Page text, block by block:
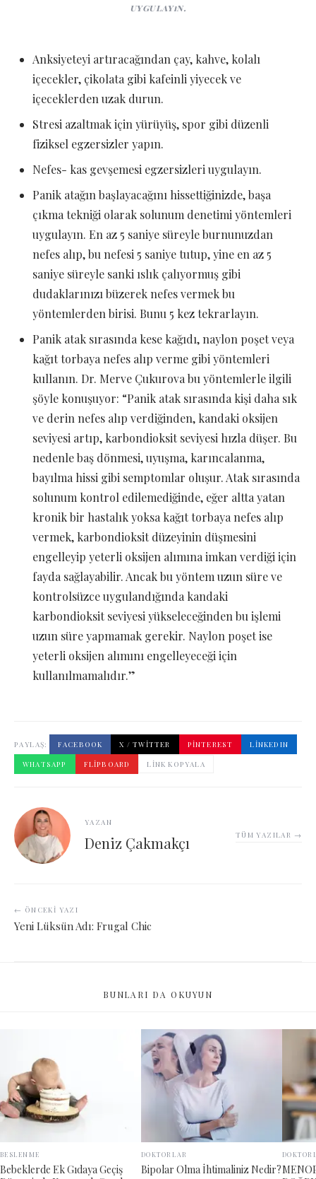
uygulayın.
Anksiyeteyi artıracağından çay, kahve, kolalı
içecekler, çikolata gibi kafeinli yiyecek ve
içeceklerden uzak durun.
Stresi azaltmak için yürüyüş, spor gibi düzenli
fiziksel egzersizler yapın.
Nefes- kas gevşemesi egzersizleri uygulayın.
Panik atağın başlayacağını hissettiğinizde, başa
çıkma tekniği olarak solunum denetimi yöntemleri
uygulayın. En az 5 saniye süreyle burnunuzdan
nefes alıp, bu nefesi 5 saniye tutup, yine en az 5
saniye süreyle sanki ıslık çalıyormuş gibi
dudaklarınızı büzerek nefes vermek bu
yöntemlerden birisi. Bunu 5 kez tekrarlayın.
Panik atak sırasında kese kağıdı, naylon poşet veya
kağıt torbaya nefes alıp verme gibi yöntemleri
kullanın. Dr. Merve Çukurova bu yöntemlerle ilgili
şöyle konuşuyor: “Panik atak sırasında kişi daha sık
ve derin nefes alıp verdiğinden, kandaki oksijen
seviyesi artıp, karbondioksit seviyesi hızla düşer. Bu
nedenle baş dönmesi, uyuşma, karıncalanma,
bayılma hissi gibi semptomlar oluşur. Atak sırasında
solunum kontrol edilemediğinde, eğer altta yatan
kronik bir hastalık yoksa kağıt torbaya nefes alıp
vermek, karbondioksit düzeyinin düşmesini
engelleyip yeterli oksijen alımına imkan verdiği için
fayda sağlayabilir. Ancak bu yöntem uzun süre ve
kontrolsüzce uygulandığında kandaki
karbondioksit seviyesi yükseleceğinden bu işlemi
uzun süre yapmamak gerekir. Naylon poşet ise
yeterli oksijen alımını engelleyeceği için
kullanılmamalıdır.”
PAYLAŞ: FACEBOOK X / TWITTER PINTEREST
LINKEDIN
WHATSAPP
FLIPBOARD LINK KOPYALA
YAZAN
Deniz Çakmakçı TÜM YAZILAR →
← ÖNCEKI YAZI
Yeni Lüksün Adı: Frugal Chic
BUNLARI DA OKUYUN
BESLENME
Bebeklerde Ek Gıdaya Geçiş
DOKTORLAR
Bipolar Olma İhtimaliniz Nedir?